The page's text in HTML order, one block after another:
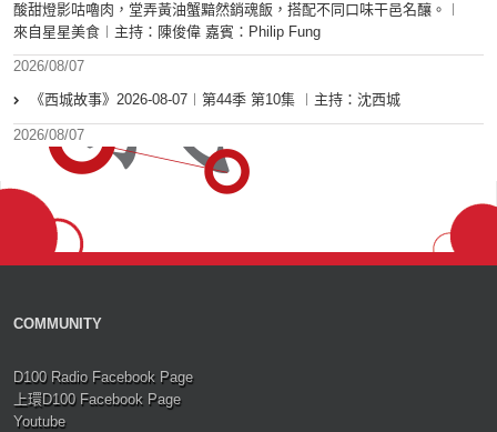
酸甜燈影咕嚕肉，堂弄黃油蟹黯然銷魂飯，搭配不同口味干邑名釀。︱
來自星星美食︱主持：陳俊偉 嘉賓：Philip Fung
2026/08/07
《西城故事》2026-08-07︱第44季 第10集 ︱主持：沈西城
2026/08/07
COMMUNITY
D100 Radio Facebook Page
上環D100 Facebook Page
Youtube